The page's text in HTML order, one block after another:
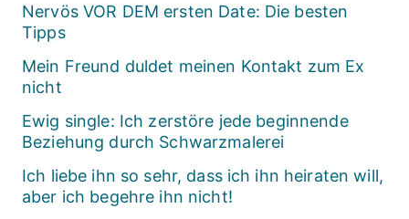
Nervös VOR DEM ersten Date: Die besten
Tipps
Mein Freund duldet meinen Kontakt zum Ex
nicht
Ewig single: Ich zerstöre jede beginnende
Beziehung durch Schwarzmalerei
Ich liebe ihn so sehr, dass ich ihn heiraten will,
aber ich begehre ihn nicht!